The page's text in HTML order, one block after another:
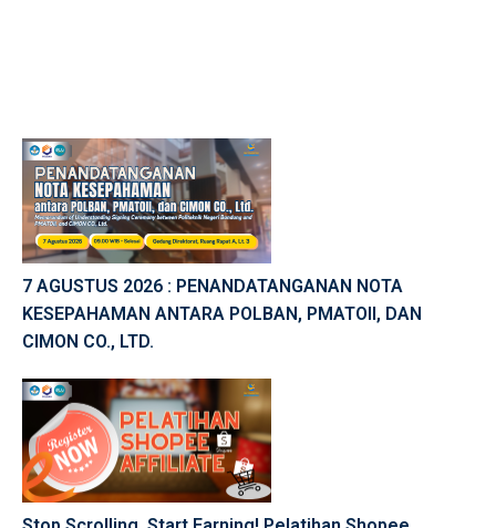
7 AGUSTUS 2026 : PENANDATANGANAN NOTA
KESEPAHAMAN ANTARA POLBAN, PMATOII, DAN
CIMON CO., LTD.